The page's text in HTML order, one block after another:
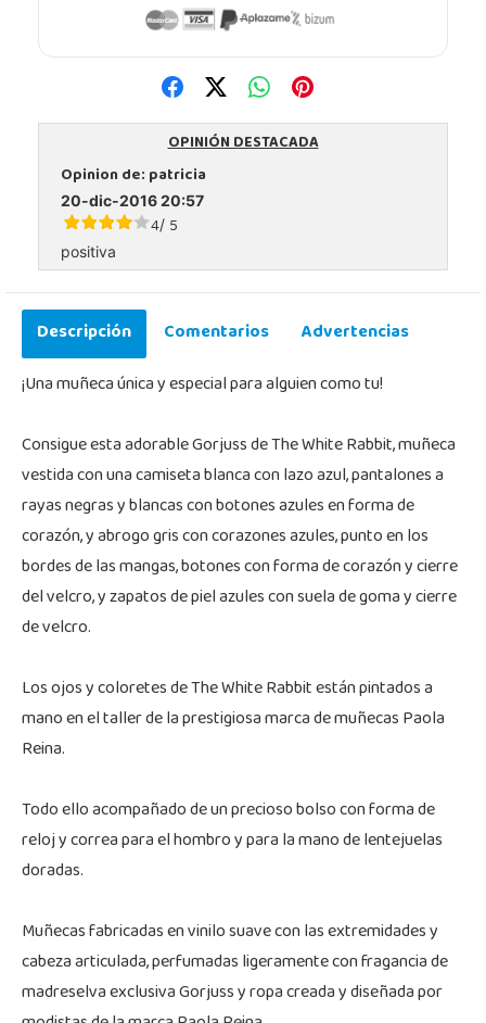
OPINIÓN DESTACADA
Opinion de:patricia
20-dic-2016 20:57
4/ 5
positiva
Descripción Comentarios
Advertencias
¡Una muñeca única y especial para alguien como tu!
Consigue esta adorable Gorjuss de The White Rabbit, muñeca
vestida con una camiseta blanca con lazo azul, pantalones a
rayas negras y blancas con botones azules en forma de
corazón, y abrogo gris con corazones azules, punto en los
bordes de las mangas, botones con forma de corazón y cierre
del velcro, y zapatos de piel azules con suela de goma y cierre
de velcro.
Los ojos y coloretes de The White Rabbit están pintados a
mano en el taller de la prestigiosa marca de muñecas Paola
Reina.
Todo ello acompañado de un precioso bolso con forma de
reloj y correa para el hombro y para la mano de lentejuelas
doradas.
Muñecas fabricadas en vinilo suave con las extremidades y
cabeza articulada, perfumadas ligeramente con fragancia de
madreselva exclusiva Gorjuss y ropa creada y diseñada por